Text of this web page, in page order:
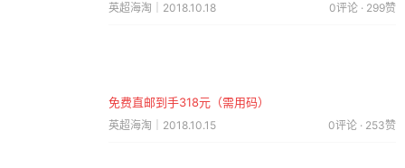
英超海淘｜2018.10.18 0评论 · 299赞
免费直邮到手318元（需用码）
英超海淘｜2018.10.15 0评论 · 253赞